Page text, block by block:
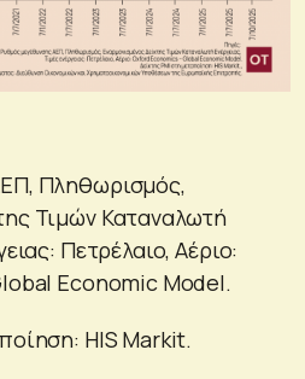
Πληθωρισμός,
Τιμών Καταναλωτή
Πετρέλαιο, Αέριο:
Economic Model.
HIS Markit.